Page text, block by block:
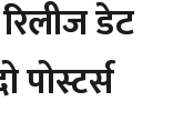
डेट
पोस्टर्स